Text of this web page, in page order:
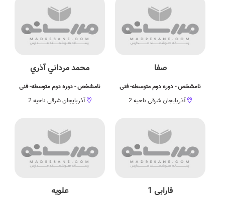
صفا
نامشخص - دوره دوم متوسطه- فنی
آذربایجان شرقی ناحیه 2
محمد مرداني آذري
نامشخص - دوره دوم متوسطه- فنی
آذربایجان شرقی ناحیه 2
فارابی 1 علويه